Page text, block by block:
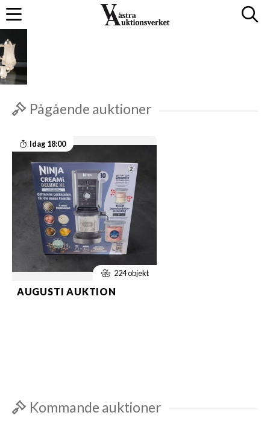
Pågående auktioner
Idag 18:00
224 objekt
AUGUSTI AUKTION
Kommande auktioner